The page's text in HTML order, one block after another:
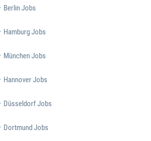
Berlin Jobs
Hamburg Jobs
München Jobs
Hannover Jobs
Düsseldorf Jobs
Dortmund Jobs